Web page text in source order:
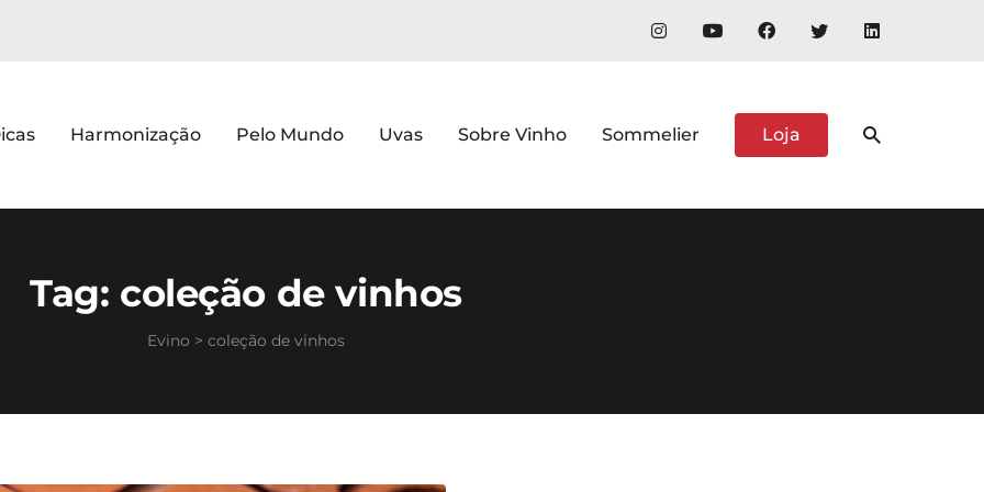
Harmonização Pelo Mundo Uvas Sobre Vinho Sommelier Loja
Tag: coleção de vinhos
Evino > coleção de vinhos